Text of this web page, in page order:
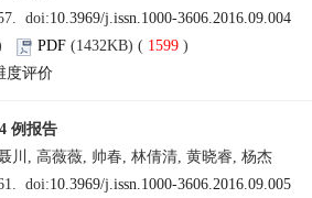
doi:10.3969/j.issn.1000-3606.2016.09.004
PDF (1432KB) ( 1599)
度评价
例报告
川, 高薇薇, 帅春, 林倩清, 黄晓睿, 杨杰
doi:10.3969/j.issn.1000-3606.2016.09.005